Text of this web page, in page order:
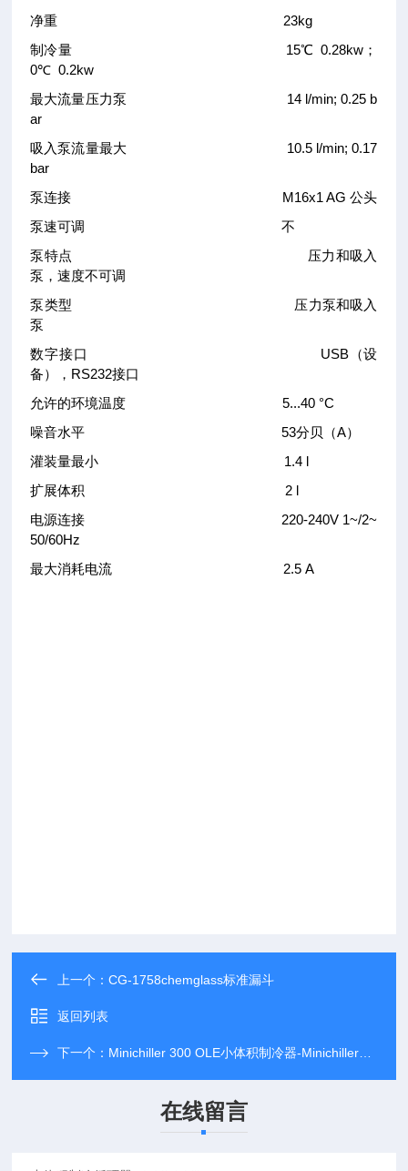
净重 23kg
制冷量 15℃ 0.28kw；
0℃ 0.2kw
最大流量压力泵 14 l/min; 0.25 b
ar
吸入泵流量最大 10.5 l/min; 0.17
bar
泵连接 M16x1 AG 公头
泵速可调 不
泵特点 压力和吸入
泵，速度不可调
泵类型 压力泵和吸入
泵
数字接口 USB（设
备），RS232接口
允许的环境温度 5...40 °C
噪音水平 53分贝（A）
灌装量最小 1.4 l
扩展体积 2 l
电源连接 220-240V 1~/2~
50/60Hz
最大消耗电流 2.5 A
上一个：CG-1758chemglass标准漏斗
返回列表
下一个： Minichiller 300 OLE小体积制冷器-Minichiller（制冷循环器）
在线留言